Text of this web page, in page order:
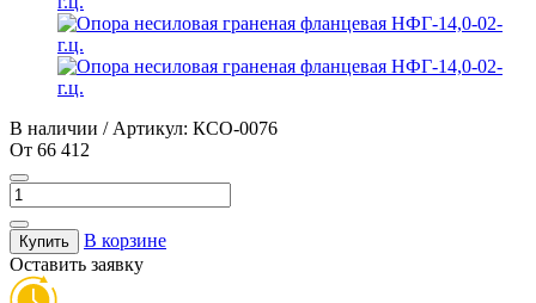
В наличии / Артикул: КСО-0076
От 66 412
Купить
В корзине
Оставить заявку